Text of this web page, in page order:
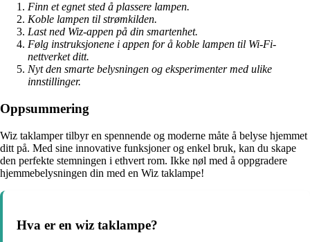
Finn et egnet sted å plassere lampen.
Koble lampen til strømkilden.
Last ned Wiz-appen på din smartenhet.
Følg instruksjonene i appen for å koble lampen til Wi-Fi-
nettverket ditt.
Nyt den smarte belysningen og eksperimenter med ulike
innstillinger.
Oppsummering
Wiz taklamper tilbyr en spennende og moderne måte å belyse hjemmet
ditt på. Med sine innovative funksjoner og enkel bruk, kan du skape
den perfekte stemningen i ethvert rom. Ikke nøl med å oppgradere
hjemmebelysningen din med en Wiz taklampe!
Hva er en wiz taklampe?